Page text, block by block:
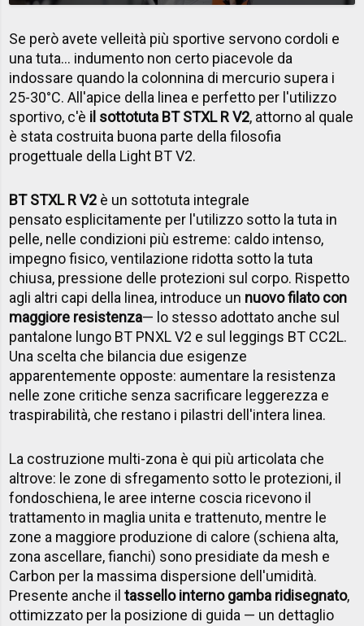
Se però avete velleità più sportive servono cordoli e
una tuta... indumento non certo piacevole da
indossare quando la colonnina di mercurio supera i
25-30°C. All'apice della linea e perfetto per l'utilizzo
sportivo, c'è il sottotuta BT STXL R V2, attorno al quale
è stata costruita buona parte della filosofia
progettuale della Light BT V2.
BT STXL R V2 è un sottotuta integrale
pensato esplicitamente per l'utilizzo sotto la tuta in
pelle, nelle condizioni più estreme: caldo intenso,
impegno fisico, ventilazione ridotta sotto la tuta
chiusa, pressione delle protezioni sul corpo. Rispetto
agli altri capi della linea, introduce un nuovo filato con
maggiore resistenza— lo stesso adottato anche sul
pantalone lungo BT PNXL V2 e sul leggings BT CC2L.
Una scelta che bilancia due esigenze
apparentemente opposte: aumentare la resistenza
nelle zone critiche senza sacrificare leggerezza e
traspirabilità, che restano i pilastri dell'intera linea.
La costruzione multi-zona è qui più articolata che
altrove: le zone di sfregamento sotto le protezioni, il
fondoschiena, le aree interne coscia ricevono il
trattamento in maglia unita e trattenuto, mentre le
zone a maggiore produzione di calore (schiena alta,
zona ascellare, fianchi) sono presidiate da mesh e
Carbon per la massima dispersione dell'umidità.
Presente anche iltassello interno gamba ridisegnato,
ottimizzato per la posizione di guida — un dettaglio